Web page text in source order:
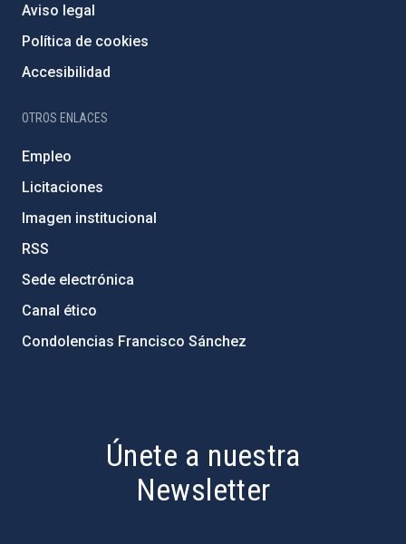
Aviso legal
Política de cookies
Accesibilidad
OTROS ENLACES
Empleo
Licitaciones
Imagen institucional
RSS
Sede electrónica
Canal ético
Condolencias Francisco Sánchez
Únete a nuestra
Newsletter